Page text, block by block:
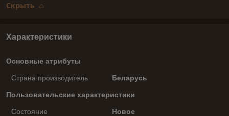
Скрыть
Характеристики
Основные атрибуты
Страна производитель Беларусь
Пользовательские характеристики
Состояние
Новое